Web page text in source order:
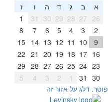
א ב ג ד ה
ז
26
27
28
29
30
31
2
3
4
5
6
7
8
9
10
11
12
13
14
15
16
17
18
19
20
21
22
23
24
25
26
27
28
29
30
31
2
3
4
5
דלג על אזור זה